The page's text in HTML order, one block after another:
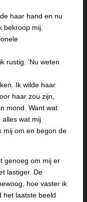
haar hand en nu
bekroop mij.
rustig. ‘Nu weten
Ik wilde haar
haar zou zijn,
mond. Want wat
alles wat mij
mij om en begon de
genoeg om mij er
lastiger. De
hoe vaster ik
het laatste beeld